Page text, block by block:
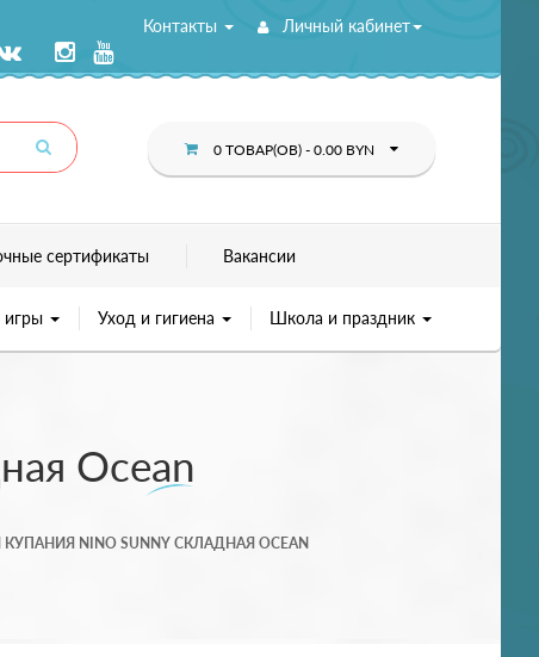
Контакты Личный кабинет
0 ТОВАР(ОВ) - 0.00 BYN
сертификаты Вакансии
игры Уход и гигиена Школа и праздник
Ocean
NINO SUNNY СКЛАДНАЯ OCEAN